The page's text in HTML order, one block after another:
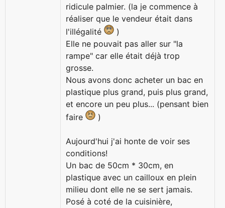
ridicule palmier. (la je commence à
réaliser que le vendeur était dans
l'illégalité
)
Elle ne pouvait pas aller sur "la
rampe" car elle était déjà trop
grosse.
Nous avons donc acheter un bac en
plastique plus grand, puis plus grand,
et encore un peu plus... (pensant bien
faire
)
Aujourd'hui j'ai honte de voir ses
conditions!
Un bac de 50cm * 30cm, en
plastique avec un cailloux en plein
milieu dont elle ne se sert jamais.
Posé à coté de la cuisinière,